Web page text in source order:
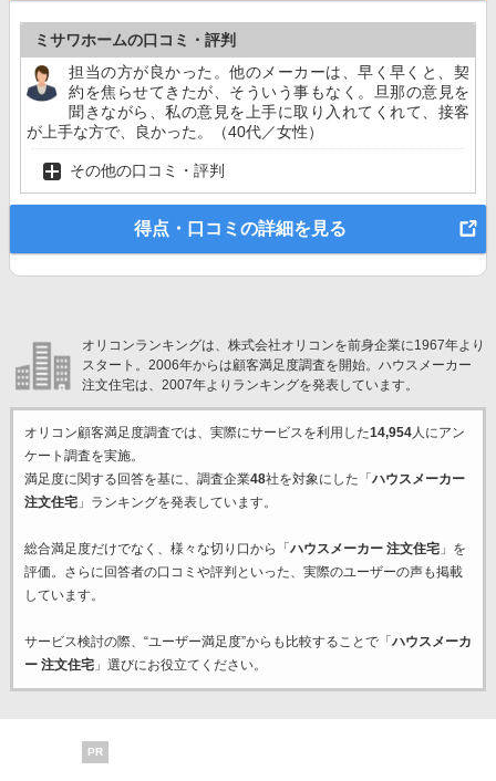
ミサワホームの口コミ・評判
担当の方が良かった。他のメーカーは、早く早くと、契
約を焦らせてきたが、そういう事もなく。旦那の意見を
聞きながら、私の意見を上手に取り入れてくれて、接客
が上手な方で、良かった。（40代／女性）
その他の口コミ・評判
得点・口コミの詳細を見る
オリコンランキングは、株式会社オリコンを前身企業に1967年より
スタート。2006年からは顧客満足度調査を開始。ハウスメーカー
注文住宅は、2007年よりランキングを発表しています。
オリコン顧客満足度調査では、実際にサービスを利用した14,954人にアン
ケート調査を実施。
満足度に関する回答を基に、調査企業48社を対象にした「 ハウスメーカー
注文住宅」ランキングを発表しています。
総合満足度だけでなく、様々な切り口から「 ハウスメーカー 注文住宅」を
評価。さらに回答者の口コミや評判といった、実際のユーザーの声も掲載
しています。
サービス検討の際、“ユーザー満足度”からも比較することで「 ハウスメーカ
ー 注文住宅」選びにお役立てください。
PR